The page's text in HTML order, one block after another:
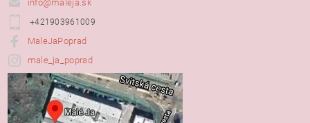
info@maleja.sk
+421903961009
MaleJaPoprad
male_ja_poprad